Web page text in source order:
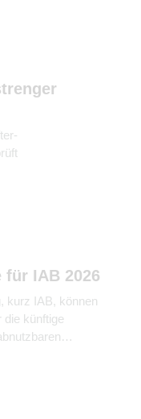
für IAB 2026
kurz IAB, können
die künftige
oder